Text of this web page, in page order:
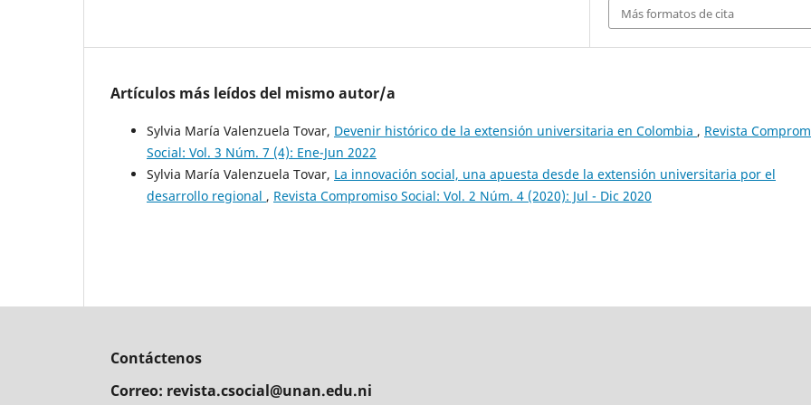
Más formatos de cita
Artículos más leídos del mismo autor/a
Sylvia María Valenzuela Tovar, Devenir histórico de la extensión universitaria en Colombia , Revista
Social: Vol. 3 Núm. 7 (4): Ene-Jun 2022
Sylvia María Valenzuela Tovar, La innovación social, una apuesta desde la extensión universitaria por el
desarrollo regional , Revista Compromiso Social: Vol. 2 Núm. 4 (2020): Jul - Dic 2020
Contáctenos
Correo: revista.csocial@unan.edu.ni